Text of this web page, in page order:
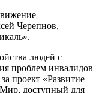
Черепнов,
людей с
проблем инвалидов
проект «Развитие
доступный для